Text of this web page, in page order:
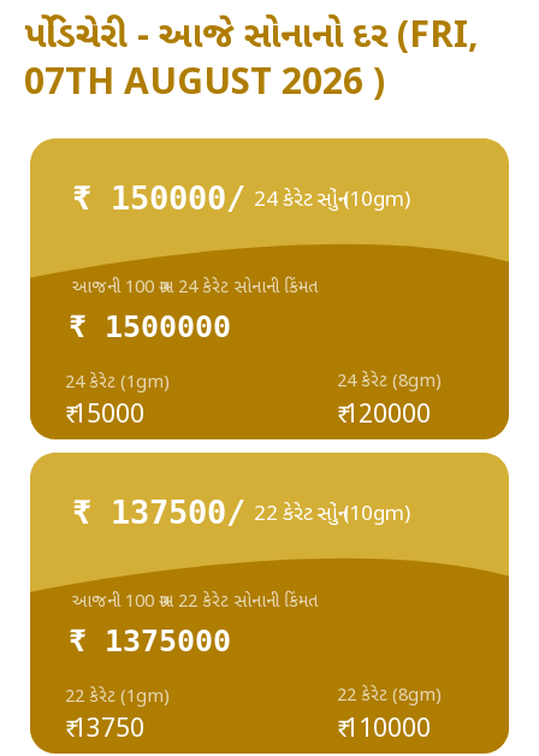
પોંડિચેરી - આજે સોનાનો દર (FRI,
07TH AUGUST 2026 )
₹ 150000/ 24 કેરેટ સોનું (10gm)
₹ 1500000
₹ 15000
24 કેરેટ (1gm) 24 કેરેટ (8gm)
આજની 100 ગ્રામ 24 કેરેટ સોનાની કિંમત
₹ 120000
₹ 137500/ 22 કેરેટ સોનું (10gm)
₹ 1375000
₹ 13750
22 કેરેટ (1gm) 22 કેરેટ (8gm)
આજની 100 ગ્રામ 22 કેરેટ સોનાની કિંમત
₹ 110000